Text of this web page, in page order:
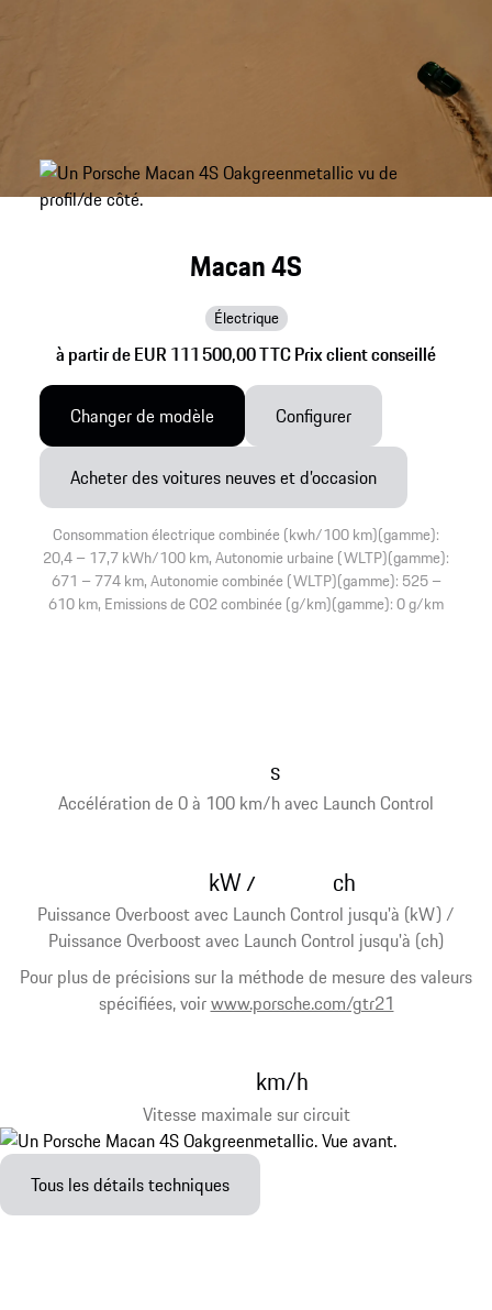
Macan 4S
Électrique
à partir de EUR 111 500,00 TTC Prix client conseillé
Changer de modèle Configurer
Acheter des voitures neuves et d’occasion
Consommation électrique combinée (kwh/100 km)(gamme):
20,4 – 17,7 kWh/100 km, Autonomie urbaine (WLTP)(gamme):
671 – 774 km, Autonomie combinée (WLTP)(gamme): 525 –
610 km, Emissions de CO2 combinée (g/km)(gamme): 0 g/km
Accélération de 0 à 100 km/h avec Launch Control
s
Puissance Overboost avec Launch Control jusqu'à (kW) /
Puissance Overboost avec Launch Control jusqu'à (ch)
Pour plus de précisions sur la méthode de mesure des valeurs
spécifiées, voirwww.porsche.com/gtr21
kW/ ch
Vitesse maximale sur circuit
km/h
Tous les détails techniques